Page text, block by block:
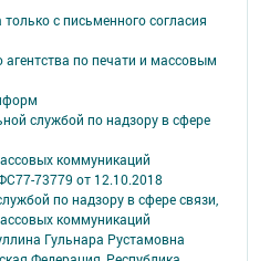
с письменного согласия
по печати и массовым
службой по надзору в сфере
коммуникаций
73779 от 12.10.2018
по надзору в сфере связи,
коммуникаций
Гульнара Рустамовна